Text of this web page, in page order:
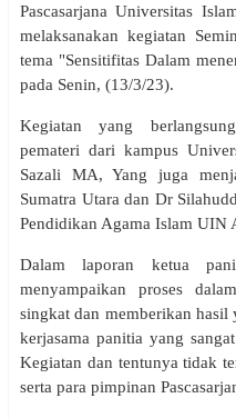
Pascasarjana Universitas
melaksanakan kegiatan
tema "Sensitifitas Dalam
pada Senin, (13/3/23).
Kegiatan yang
pemateri dari kampus
Sazali MA, Yang juga
Sumatra Utara dan Dr
Pendidikan Agama Islam UIN
Dalam laporan ketua
menyampaikan proses
singkat dan memberikan hasil
kerjasama panitia yang
Kegiatan dan tentunya tidak
serta para pimpinan